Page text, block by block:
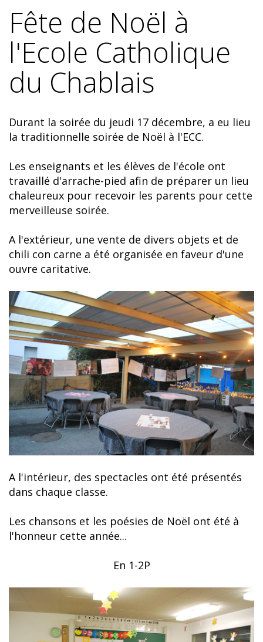
Fête de Noël à
l'Ecole Catholique
du Chablais
Durant la soirée du jeudi 17 décembre, a eu lieu
la traditionnelle soirée de Noël à l'ECC.
Les enseignants et les élèves de l'école ont
travaillé d'arrache-pied afin de préparer un lieu
chaleureux pour recevoir les parents pour cette
merveilleuse soirée.
A l'extérieur, une vente de divers objets et de
chili con carne a été organisée en faveur d'une
ouvre caritative.
A l'intérieur, des spectacles ont été présentés
dans chaque classe.
Les chansons et les poésies de Noël ont été à
l'honneur cette année...
En 1-2P